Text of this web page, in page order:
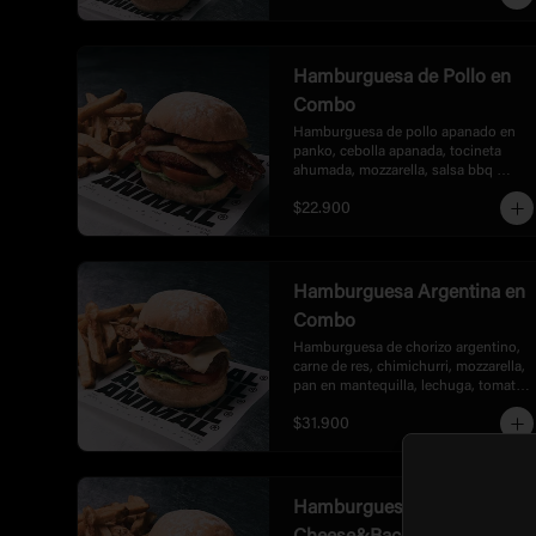
Hamburguesa de Pollo en
Combo
Hamburguesa de pollo apanado en
panko, cebolla apanada, tocineta
ahumada, mozzarella, salsa bbq
acompañada de papas.
$22.900
Hamburguesa Argentina en
Combo
Hamburguesa de chorizo argentino,
carne de res, chimichurri, mozzarella,
pan en mantequilla, lechuga, tomate
y cebolla en burbon, acompañada de
papas.
$31.900
Hamburguesa Ultra